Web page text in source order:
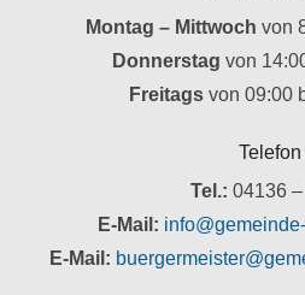
Montag – Mittwoch von
Donnerstag von
Freitags von 09:00
Telefon
Tel.: 04136
E-Mail:
E-Mail: